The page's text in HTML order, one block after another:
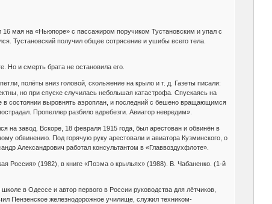
16 мая на «Ньюпоре» с пассажиром поручиком Тустановским и упал с
Тустановский получил общее сотрясение и ушибы всего тела.
Но и смерть брата не остановила его.
полёты вниз головой, скольжение на крыло и т. д. Газеты писали:
но при спуске случилась небольшая катастрофа. Спускаясь на
в состоянии выровнять аэроплан, и последний с бешено вращающимся
Пропеллер разбило вдребезги. Авиатор невредим».
на завод. Вскоре, 18 февраля 1915 года, был арестован и обвинён в
обвинению. Под горячую руку арестовали и авиатора Кузминского, о
Александрович работал консультантом в «Главвоздухфлоте».
Россия» (1982), в книге «Поэма о крыльях» (1988). В. Чабаненко. (1-й
в Одессе и автор первого в России руководства для лётчиков,
Пензенское железнодорожное училище, служил техником-